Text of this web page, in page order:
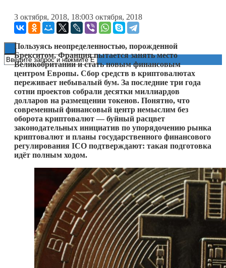
Книги
3 октября, 2018, 18:003 октября, 2018
Пользуясь неопределенностью, порожденной
Брекситом, Франция пытается занять место
Великобритании и стать новым финансовым
центром Европы. Сбор средств в криптовалютах
переживает небывалый бум. За последние три года
сотни проектов собрали десятки миллиардов
долларов на размещении токенов. Понятно, что
современный финансовый центр немыслим без
оборота криптовалют — буйный расцвет
законодательных инициатив по упорядочению рынка
криптовалют и планы государственного финансового
регулирования ICO подтверждают: такая подготовка
идёт полным ходом.